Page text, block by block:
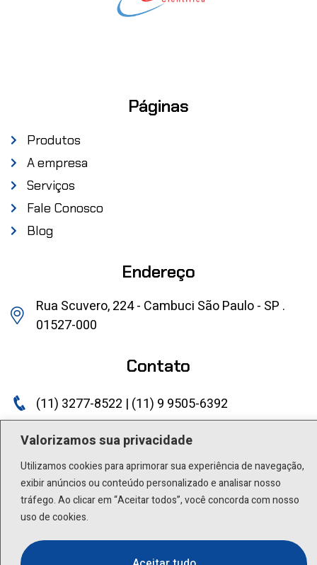
Valorizamos sua privacidade
Utilizamos cookies para aprimorar sua experiência de navegação,
exibir anúncios ou conteúdo personalizado e analisar nosso
tráfego. Ao clicar em “Aceitar todos”, você concorda com nosso
uso de cookies.
Páginas
Produtos
A empresa
Serviços
Fale Conosco
Blog
Endereço
Rua Scuvero, 224 - Cambuci São Paulo - SP .
01527-000
Contato
(11) 3277-8522 | (11) 9 9505-6392
lactea@lactea.com.br
Social